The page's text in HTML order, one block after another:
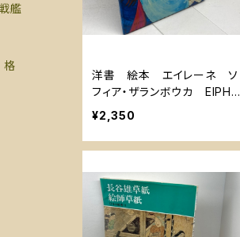
洋書 絵本 エイレーネ ソ
フィア・ザランボウカ EIPHN
H ギリシャ語
¥2,350
艦